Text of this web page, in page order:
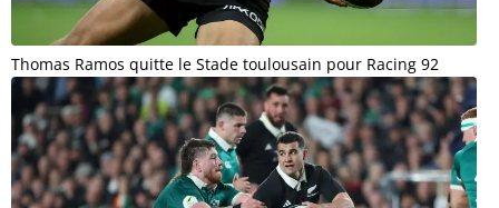
Thomas Ramos quitte le Stade toulousain pour Racing 92